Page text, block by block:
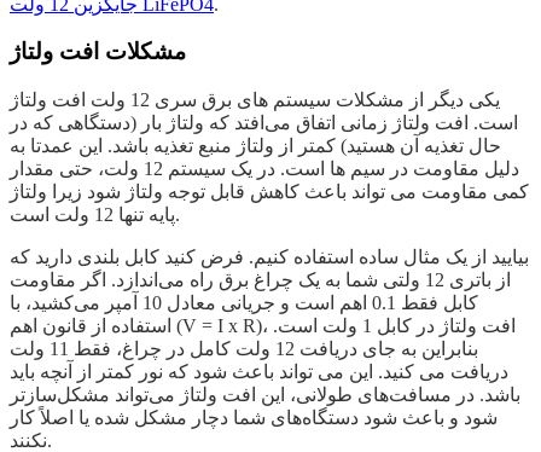
جایگزین 12 ولت LiFePO4.
مشکلات افت ولتاژ
یکی دیگر از مشکلات سیستم های برق سری 12 ولت افت ولتاژ
است. افت ولتاژ زمانی اتفاق می‌افتد که ولتاژ بار (دستگاهی که در
حال تغذیه آن هستید) کمتر از ولتاژ منبع تغذیه باشد. این عمدتا به
دلیل مقاومت در سیم ها است. در یک سیستم 12 ولت، حتی مقدار
کمی مقاومت می تواند باعث کاهش قابل توجه ولتاژ شود زیرا ولتاژ
پایه تنها 12 ولت است.
بیایید از یک مثال ساده استفاده کنیم. فرض کنید کابل بلندی دارید که
از باتری 12 ولتی شما به یک چراغ برق راه می‌اندازد. اگر مقاومت
کابل فقط 0.1 اهم است و جریانی معادل 10 آمپر می‌کشید، با
استفاده از قانون اهم (V = I x R)، افت ولتاژ در کابل 1 ولت است.
بنابراین به جای دریافت 12 ولت کامل در چراغ، فقط 11 ولت
دریافت می کنید. این می تواند باعث شود که نور کمتر از آنچه باید
باشد. در مسافت‌های طولانی، این افت ولتاژ می‌تواند مشکل‌سازتر
شود و باعث شود دستگاه‌های شما دچار مشکل شده یا اصلاً کار
نکنند.